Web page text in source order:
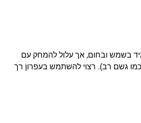
בשמש ובחום, אך עלול להמחק עם
גשם רב). רצוי להשתמש בעפרון רך